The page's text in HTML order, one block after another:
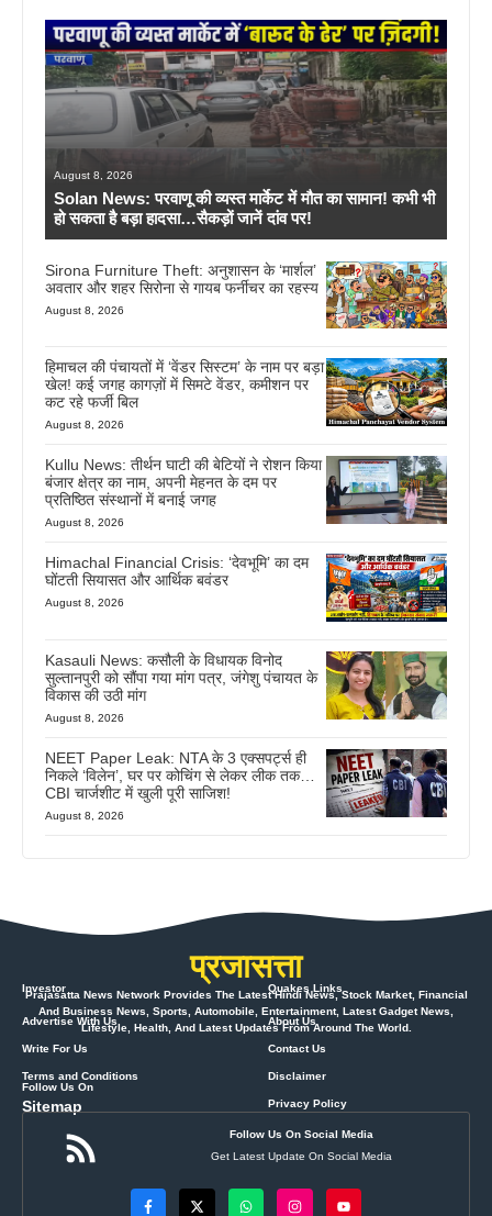
August 8, 2026
Solan News: परवाणू की व्यस्त मार्केट में मौत का सामान! कभी भी
हो सकता है बड़ा हादसा…सैकड़ों जानें दांव पर!
Sirona Furniture Theft: अनुशासन के ‘मार्शल’
अवतार और शहर सिरोना से गायब फर्नीचर का रहस्य
August 8, 2026
हिमाचल की पंचायतों में ‘वेंडर सिस्टम’ के नाम पर बड़ा
खेल! कई जगह कागज़ों में सिमटे वेंडर, कमीशन पर
कट रहे फर्जी बिल
August 8, 2026
Kullu News: तीर्थन घाटी की बेटियों ने रोशन किया
बंजार क्षेत्र का नाम, अपनी मेहनत के दम पर
प्रतिष्ठित संस्थानों में बनाई जगह
August 8, 2026
Himachal Financial Crisis: ‘देवभूमि’ का दम
घोंटती सियासत और आर्थिक बवंडर
August 8, 2026
Kasauli News: कसौली के विधायक विनोद
सुल्तानपुरी को सौंपा गया मांग पत्र, जंगेशु पंचायत के
विकास की उठी मांग
August 8, 2026
NEET Paper Leak: NTA के 3 एक्सपर्ट्स ही
निकले ‘विलेन’, घर पर कोचिंग से लेकर लीक तक…
CBI चार्जशीट में खुली पूरी साजिश!
August 8, 2026
प्रजासत्ता
Prajasatta News Network Provides The Latest Hindi News, Stock Market, Financial
And Business News, Sports, Automobile, Entertainment, Latest Gadget News,
Lifestyle, Health, And Latest Updates From Around The World.
Investor
Advertise With Us
Write For Us
Terms and Conditions
Sitemap
Quakes Links
About Us
Contact Us
Disclaimer
Privacy Policy
Follow Us On
Follow Us On Social Media
Get Latest Update On Social Media